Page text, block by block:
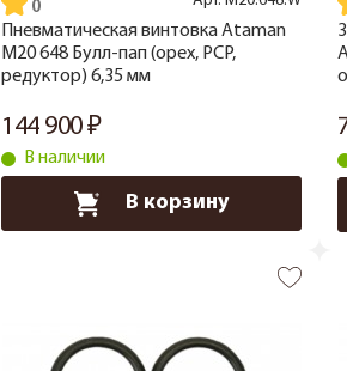
Пневматическая винтовка Ataman
M20 648 Булл-пап (орех, PCP,
редуктор) 6,35 мм
144 900
В наличии
В корзину